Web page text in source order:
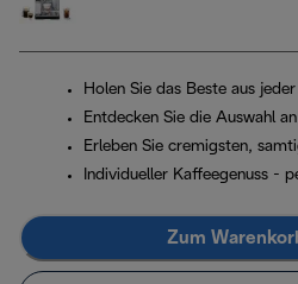
Holen Sie das Beste aus
Entdecken Sie die Auswahl
Erleben Sie cremigsten,
Individueller Kaffeegenuss -
Zum